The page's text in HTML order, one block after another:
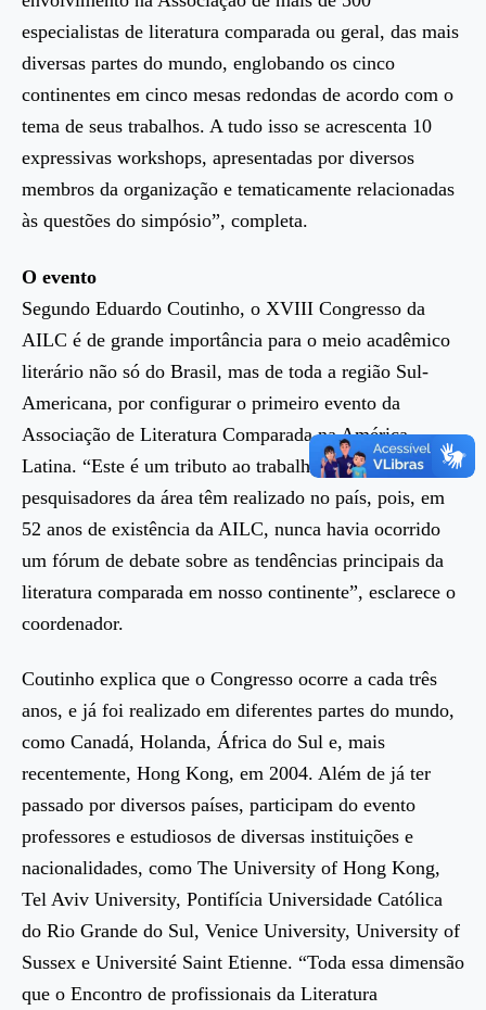
especialistas de literatura comparada ou geral, das mais
diversas partes do mundo, englobando os cinco
continentes em cinco mesas redondas de acordo com o
tema de seus trabalhos. A tudo isso se acrescenta 10
expressivas workshops, apresentadas por diversos
membros da organização e tematicamente relacionadas
às questões do simpósio”, completa.
O evento
Segundo Eduardo Coutinho, o XVIII Congresso da
AILC é de grande importância para o meio acadêmico
literário não só do Brasil, mas de toda a região Sul-
Americana, por configurar o primeiro evento da
Associação de Literatura Comparada na América
Latina. “Este é um tributo ao trabalho que professores e
pesquisadores da área têm realizado no país, pois, em
52 anos de existência da AILC, nunca havia ocorrido
um fórum de debate sobre as tendências principais da
literatura comparada em nosso continente”, esclarece o
coordenador.
Coutinho explica que o Congresso ocorre a cada três
anos, e já foi realizado em diferentes partes do mundo,
como Canadá, Holanda, África do Sul e, mais
recentemente, Hong Kong, em 2004. Além de já ter
passado por diversos países, participam do evento
professores e estudiosos de diversas instituições e
nacionalidades, como The University of Hong Kong,
Tel Aviv University, Pontifícia Universidade Católica
do Rio Grande do Sul, Venice University, University of
Sussex e Université Saint Etienne. “Toda essa dimensão
que o Encontro de profissionais da Literatura